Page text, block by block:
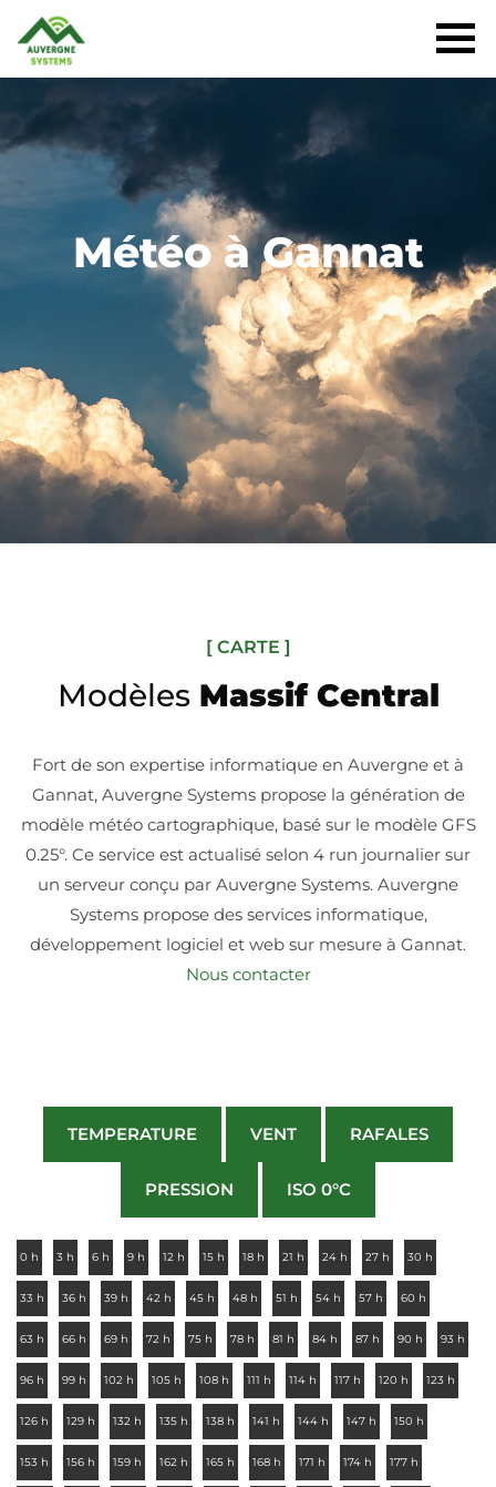
Météo à Gannat
[ CARTE ]
Modèles Massif Central
Fort de son expertise informatique en Auvergne et à
Gannat, Auvergne Systems propose la génération de
modèle météo cartographique, basé sur le modèle GFS
0.25°. Ce service est actualisé selon 4 run journalier sur
un serveur conçu par Auvergne Systems. Auvergne
Systems propose des services informatique,
développement logiciel et web sur mesure à Gannat.
Nous contacter
TEMPERATURE VENT RAFALES
PRESSION ISO 0°C
0 h 3 h 6 h 9 h 12 h 15 h 18 h 21 h 24 h 27 h 30 h
33 h 36 h 39 h 42 h 45 h 48 h 51 h 54 h 57 h 60 h
63 h 66 h 69 h 72 h 75 h 78 h 81 h 84 h 87 h 90 h 93 h
96 h 99 h 102 h 105 h 108 h 111 h 114 h 117 h 120 h 123 h
126 h 129 h 132 h 135 h 138 h 141 h 144 h 147 h 150 h
153 h 156 h 159 h 162 h 165 h 168 h 171 h 174 h 177 h